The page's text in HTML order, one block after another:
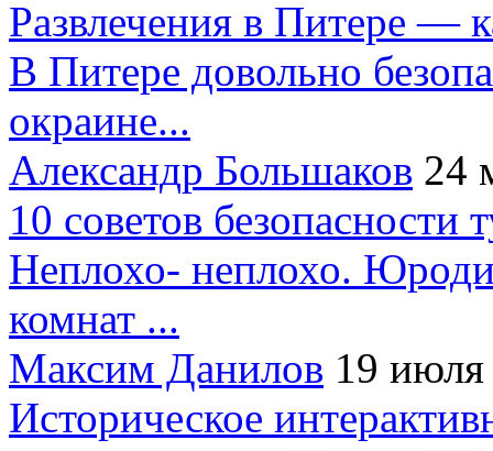
Развлечения в Питере —
В Питере довольно
окраине...
Александр Большаков 24
10 советов безопасности
Неплохо- неплохо.
комнат ...
Максим Данилов 19
Историческое